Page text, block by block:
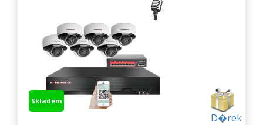
D�rek
Skladem